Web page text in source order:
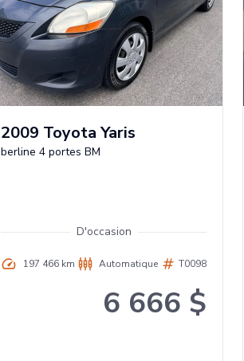
2009 Toyota Yaris
berline 4 portes BM
D'occasion
197 466 km Automatique T0098
6 666 $